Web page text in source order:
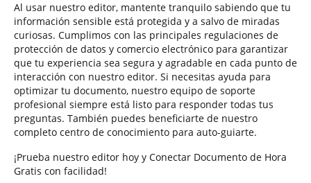
Al usar nuestro editor, mantente tranquilo sabiendo que tu
información sensible está protegida y a salvo de miradas
curiosas. Cumplimos con las principales regulaciones de
protección de datos y comercio electrónico para garantizar
que tu experiencia sea segura y agradable en cada punto de
interacción con nuestro editor. Si necesitas ayuda para
optimizar tu documento, nuestro equipo de soporte
profesional siempre está listo para responder todas tus
preguntas. También puedes beneficiarte de nuestro
completo centro de conocimiento para auto-guiarte.
¡Prueba nuestro editor hoy y Conectar Documento de Hora
Gratis con facilidad!